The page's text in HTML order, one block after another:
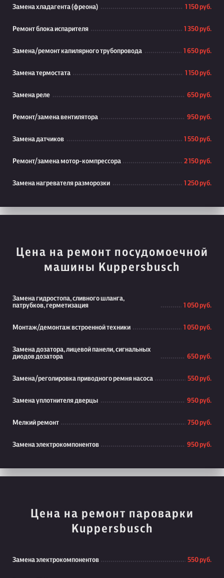
Замена хладагента (фреона) 1 150 руб.
Ремонт блока испарителя 1 350 руб.
Замена/ремонт капилярного трубопровода 1 650 руб.
Замена термостата 1 150 руб.
Замена реле 650 руб.
Ремонт/замена вентилятора 950 руб.
Замена датчиков 1 550 руб.
Ремонт/замена мотор-компрессора 2 150 руб.
Замена нагревателя разморозки 1 250 руб.
Цена на ремонт посудомоечной
машины Kuppersbusch
Замена гидростопа, сливного шланга,
патрубков, герметизация
1 050 руб.
Монтаж/демонтаж встроенной техники 1 050 руб.
Замена дозатора, лицевой панели, сигнальных
диодов дозатора
650 руб.
Замена/реголировка приводного ремня насоса 550 руб.
Замена уплотнителя дверцы 950 руб.
Мелкий ремонт 750 руб.
Замена электрокомпонентов 950 руб.
Цена на ремонт пароварки
Kuppersbusch
Замена электрокомпонентов 550 руб.